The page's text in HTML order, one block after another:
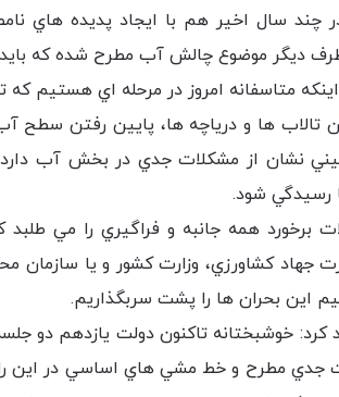
چند سال اخير هم با ايجاد پديده هاي
ديگر موضوع چالش آب مطرح شده كه بايد
اينكه متاسفانه امروز در مرحله اي هستيم
ها و درياچه ها، پايين رفتن سطح
نشان از مشكلات جدي در بخش آب دارد كه
رسيدگي شود.
همه جانبه و فراگيري را مي طلبد
جهاد كشاورزي، وزارت كشور و يا سازمان
اين بحران ها را پشت سربگذاريم.
کرد: خوشبختانه تاكنون دولت يازدهم دو
جدي مطرح و خط مشي هاي اساسي در اين